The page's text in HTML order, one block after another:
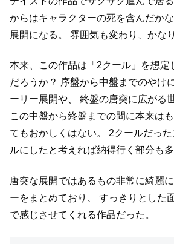
からはキャラクターの死を含んだか
展開になる。
雰囲気も変わり、かな
本来、この作品は「2クール」を想定
だろうか？ 序盤から中盤までのやけ
ーリー展開や、
終盤の唐突に広がる
この中盤から終盤までの間に本来は
てもおかしくはない。
2クールだっ
ルにしたと考えれば納得行く部分も多
唐突な展開ではあるもの非常に綺麗
ーをまとめており、
すっきりとした
で感じさせてくれる作品だった。